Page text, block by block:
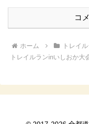
コ
ホーム トレイ
トレイルランinいしおか大